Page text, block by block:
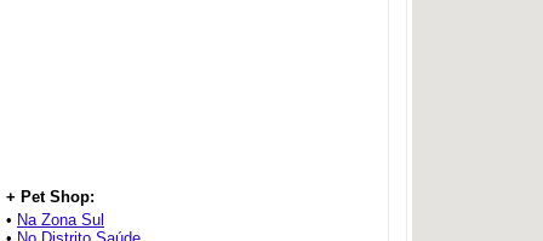
+ Pet Shop:
• Na Zona Sul